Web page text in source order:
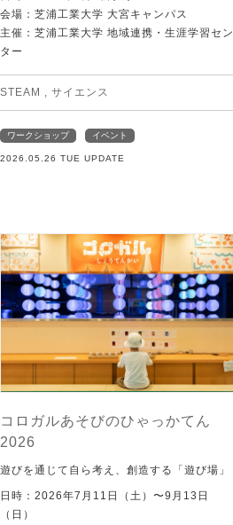
会場：芝浦工業大学 大宮キャンパス
主催：芝浦工業大学 地域連携・生涯学習セン
ター
STEAM サイエンス
ワークショップ イベント
2026.05.26 TUE UPDATE
コロガルあそびのひゃっかてん
2026
遊びを通じて自ら考え、創造する「遊び場」
日時：2026年7月11日（土）〜9月13日
（日）